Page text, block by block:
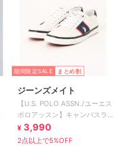
期間限定SALE まとめ割
ジーンズメイト
【U.S. POLO ASSN./ユーエス
ポロアッスン】キャンバスライ
ンスニーカー
¥ 3,990
2点以上で5%OFF